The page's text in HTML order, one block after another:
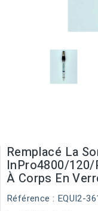
Remplacé La
InPro4800/
À Corps En
Référence : EQUI2-